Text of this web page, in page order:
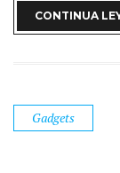
CONTINUA
Gadgets